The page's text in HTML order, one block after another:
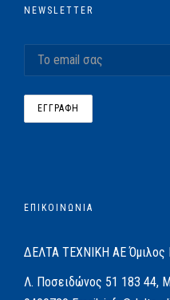
NEWSLETTER
ΕΠΙΚΟΙΝΩΝΙΑ
ΔΕΛΤΑ ΤΕΧΝΙΚΗ ΑΕΌμιλος
Λ. Ποσειδώνος 51 183 44,